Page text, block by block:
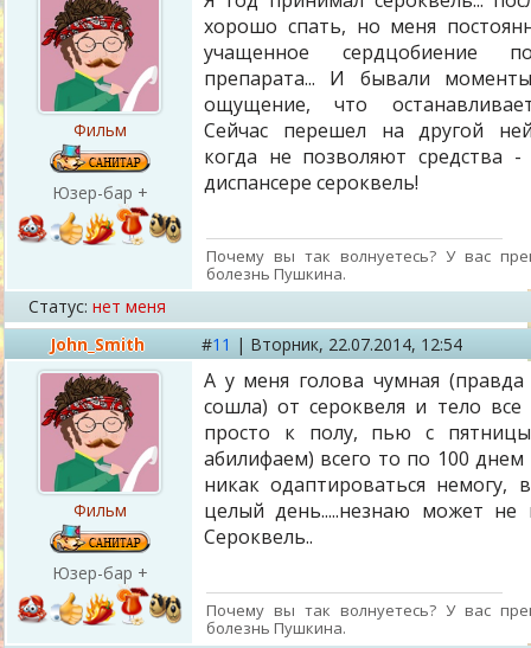
Фильм
Юзер-бар +
хорошо спать, но меня
учащенное сердцобиение
препарата... И бывали
ощущение, что
Сейчас перешел на другой
когда не позволяют средства
диспансере сероквель!
Почему вы так волнуетесь? У вас
болезнь Пушкина.
Статус: нет меня
John_Smith
#11 | Вторник, 22.07.2014, 12:54
Фильм
Юзер-бар +
А у меня голова чумная
сошла) от сероквеля и тело все
просто к полу, пью с
абилифаем) всего то по 100
никак одаптироваться немогу,
целый день.....незнаю может не
Сероквель..
Почему вы так волнуетесь? У вас
болезнь Пушкина.